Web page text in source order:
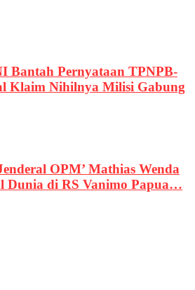
Bantah Pernyataan TPNPB-
Klaim Nihilnya Milisi Gabung
OPM’ Mathias Wenda
Dunia di RS Vanimo Papua…